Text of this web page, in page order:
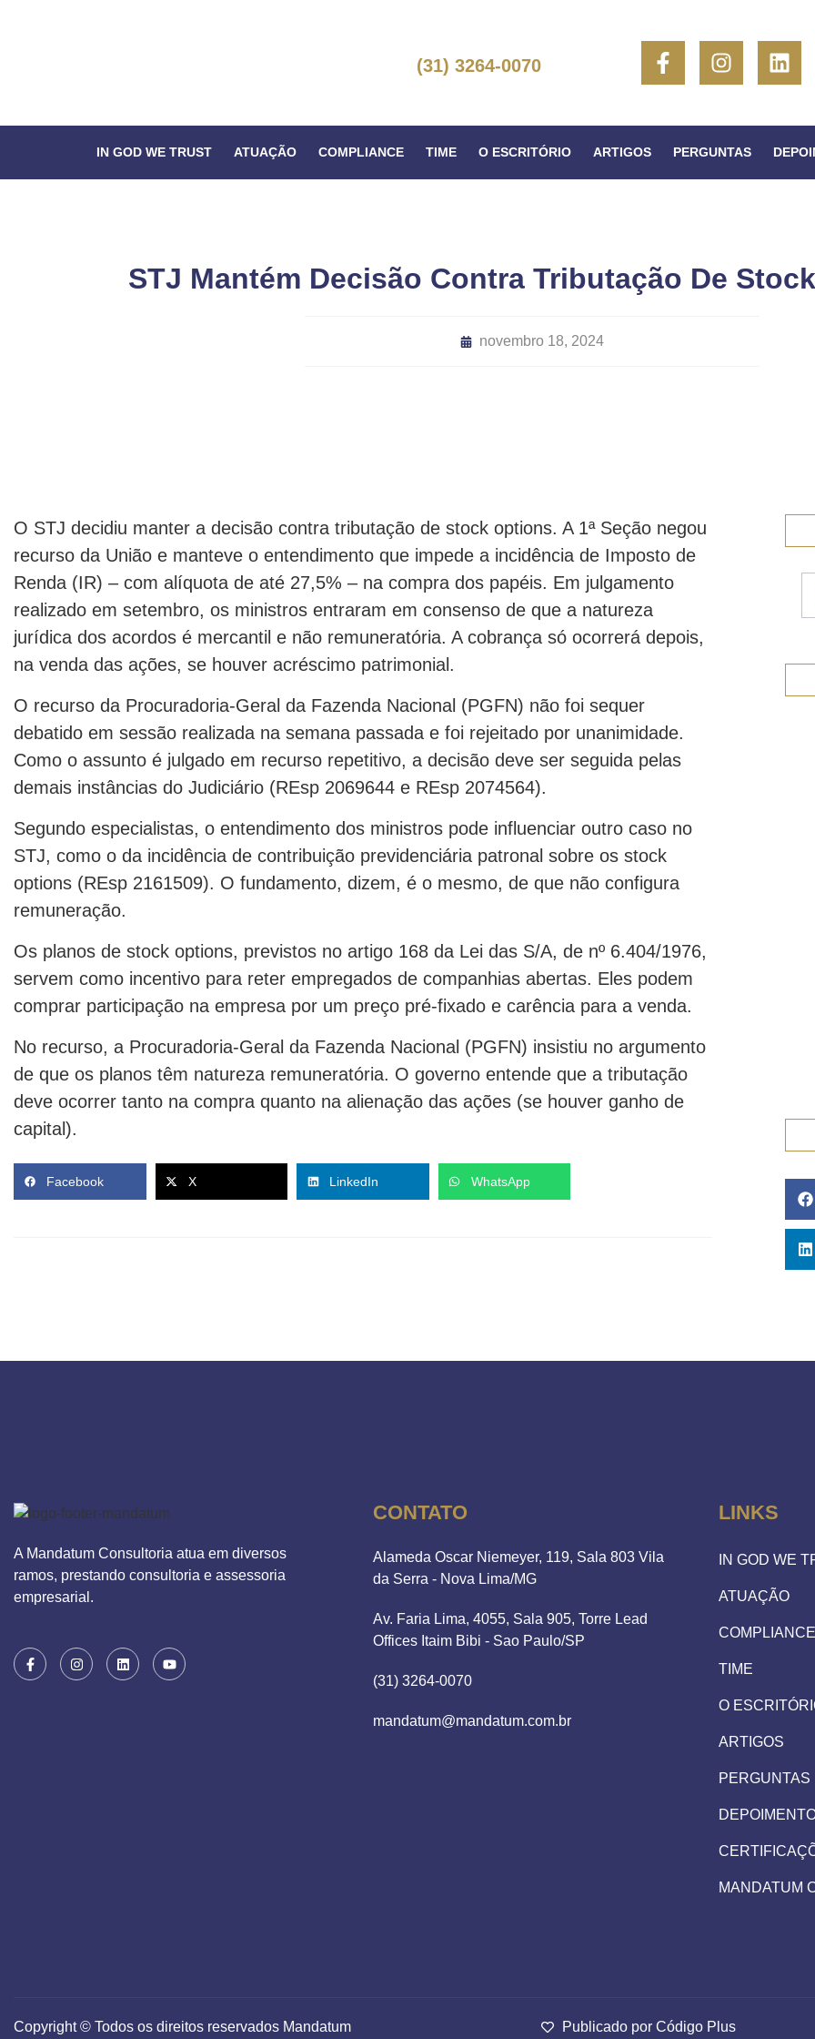
(31) 3264-0070
IN GOD WE TRUST ATUAÇÃO COMPLIANCE TIME O ESCRITÓRIO ARTIGOS PERGUNTAS
STJ Mantém Decisão Contra Tributação De
novembro 18, 2024
O STJ decidiu manter a decisão contra tributação de stock options. A 1ª Seção negou
recurso da União e manteve o entendimento que impede a incidência de Imposto de
Renda (IR) – com alíquota de até 27,5% – na compra dos papéis. Em julgamento
realizado em setembro, os ministros entraram em consenso de que a natureza
jurídica dos acordos é mercantil e não remuneratória. A cobrança só ocorrerá depois,
na venda das ações, se houver acréscimo patrimonial.
O recurso da Procuradoria-Geral da Fazenda Nacional (PGFN) não foi sequer
debatido em sessão realizada na semana passada e foi rejeitado por unanimidade.
Como o assunto é julgado em recurso repetitivo, a decisão deve ser seguida pelas
demais instâncias do Judiciário (REsp 2069644 e REsp 2074564).
Segundo especialistas, o entendimento dos ministros pode influenciar outro caso no
STJ, como o da incidência de contribuição previdenciária patronal sobre os stock
options (REsp 2161509). O fundamento, dizem, é o mesmo, de que não configura
remuneração.
Os planos de stock options, previstos no artigo 168 da Lei das S/A, de nº 6.404/1976,
servem como incentivo para reter empregados de companhias abertas. Eles podem
comprar participação na empresa por um preço pré-fixado e carência para a venda.
No recurso, a Procuradoria-Geral da Fazenda Nacional (PGFN) insistiu no argumento
de que os planos têm natureza remuneratória. O governo entende que a tributação
deve ocorrer tanto na compra quanto na alienação das ações (se houver ganho de
capital).
Facebook X LinkedIn WhatsApp
A Mandatum Consultoria atua em diversos
ramos, prestando consultoria e assessoria
empresarial.
CONTATO
Alameda Oscar Niemeyer, 119, Sala 803 Vila
da Serra - Nova Lima/MG
Av. Faria Lima, 4055, Sala 905, Torre Lead
Offices Itaim Bibi - Sao Paulo/SP
(31) 3264-0070
mandatum@mandatum.com.br
LINKS
IN GOD WE
ATUAÇÃO
COMPLIANCE
TIME
O
ARTIGOS
PERGUNTAS
MANDATUM
Copyright © Todos os direitos reservados Mandatum Publicado por Código Plus